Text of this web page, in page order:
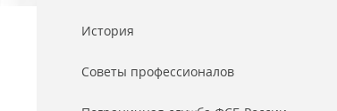
История
Советы профессионалов